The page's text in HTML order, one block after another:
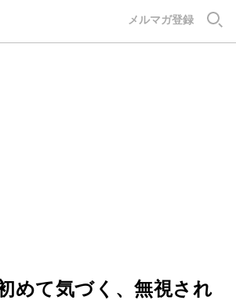
メルマガ登録
めて気づく、無視され